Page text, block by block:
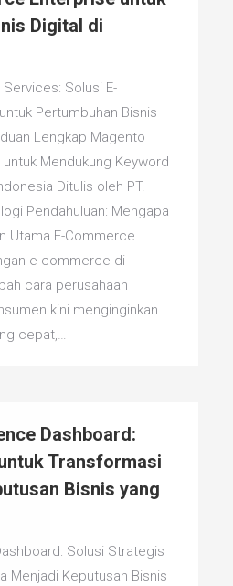
Digital di
Solusi E-
Pertumbuhan Bisnis
Lengkap Magento
Mendukung Keyword
Ditulis oleh PT.
Pendahuluan: Mengapa
Utama E-Commerce
e-commerce di
cara perusahaan
kini menginginkan
cepat,…
Dashboard:
Transformasi
Bisnis yang
Solusi Strategis
Menjadi Keputusan Bisnis